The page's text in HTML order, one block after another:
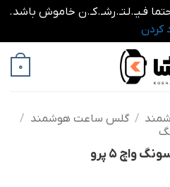
فـیـ.لـتـ.رشـ.کـ.ن خاموش باشد.
کردن
0
/ گلس ساعت هوشمند /
5 پرو